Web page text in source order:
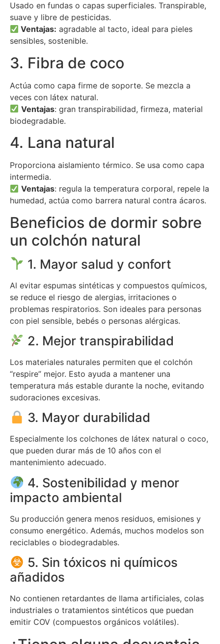
Usado en fundas o capas superficiales. Transpirable,
suave y libre de pesticidas.
Ventajas: agradable al tacto, ideal para pieles
sensibles, sostenible.
3. Fibra de coco
Actúa como capa firme de soporte. Se mezcla a
veces con látex natural.
Ventajas: gran transpirabilidad, firmeza, material
biodegradable.
4. Lana natural
Proporciona aislamiento térmico. Se usa como capa
intermedia.
Ventajas: regula la temperatura corporal, repele la
humedad, actúa como barrera natural contra ácaros.
Beneficios de dormir sobre
un colchón natural
1. Mayor salud y confort
Al evitar espumas sintéticas y compuestos químicos,
se reduce el riesgo de alergias, irritaciones o
problemas respiratorios. Son ideales para personas
con piel sensible, bebés o personas alérgicas.
2. Mejor transpirabilidad
Los materiales naturales permiten que el colchón
“respire” mejor. Esto ayuda a mantener una
temperatura más estable durante la noche, evitando
sudoraciones excesivas.
3. Mayor durabilidad
Especialmente los colchones de látex natural o coco,
que pueden durar más de 10 años con el
mantenimiento adecuado.
4. Sostenibilidad y menor
impacto ambiental
Su producción genera menos residuos, emisiones y
consumo energético. Además, muchos modelos son
reciclables o biodegradables.
5. Sin tóxicos ni químicos
añadidos
No contienen retardantes de llama artificiales, colas
industriales o tratamientos sintéticos que puedan
emitir COV (compuestos orgánicos volátiles).